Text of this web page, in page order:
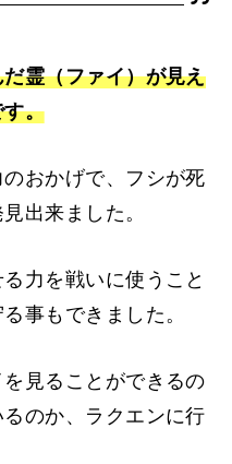
霊（ファイ）が見え
す。
おかげで、フシが死
出来ました。
力を戦いに使うこと
事もできました。
見ることができるの
のか、ラクエンに行